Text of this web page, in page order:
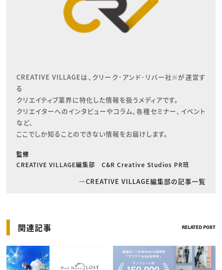
CREATIVE VILLAGEは、クリーク･アンド･リバー社※が運営す
る
クリエイティブ業界に特化した情報を扱うメディアです。
クリエイターへのインタビューやコラム、各種セミナー、イベント
など、
ここでしか知ることのできない情報をお届けします。
監修
CREATIVE VILLAGE編集部 C&R Creative Studios PR班
CREATIVE VILLAGE編集部の記事一覧
関連記事 RELATED POST